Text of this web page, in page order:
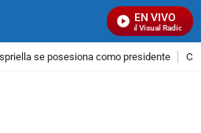
EN VIVO
Señal Visual Radio
se posesiona como presidente